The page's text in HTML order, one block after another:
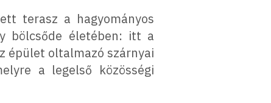
terasz a hagyományos
bölcsőde életében: itt a
épület oltalmazó szárnyai
a legelső közösségi